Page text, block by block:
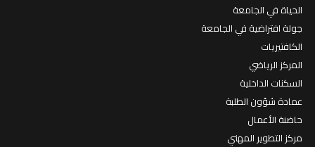
الحياة في الجامعة
جولة افتراضية في الجامعة
الكافتيريات
المركز الرياضي
السكنات الداخلية
عمادة شؤون الطلبة
حاضنة الأعمال
مركز التطوير المهني